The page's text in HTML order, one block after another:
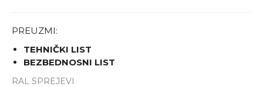
RAL SPREJEVI
PREUZMI:
TEHNIČKI LIST
BEZBEDNOSNI LIST